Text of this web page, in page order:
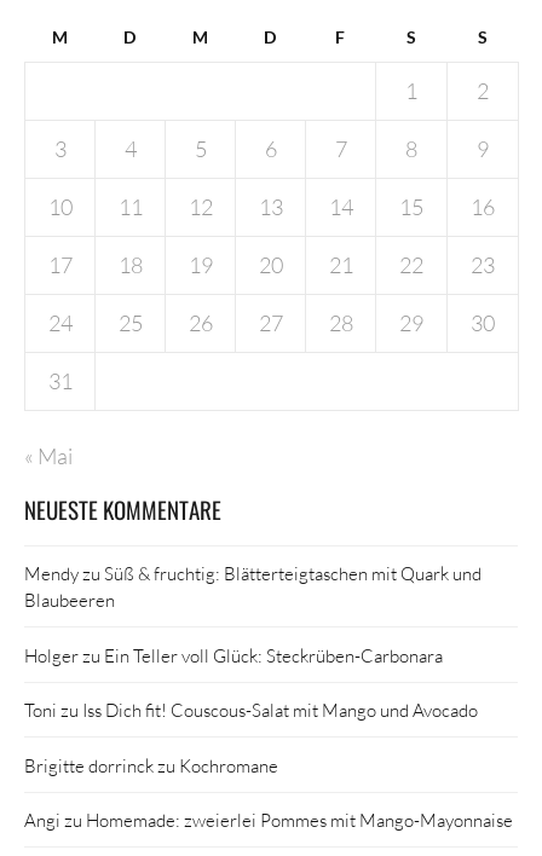
M D M D F S S
1 2
3 4 5 6 7 8 9
10 11 12 13 14 15 16
17 18 19 20 21 22 23
24 25 26 27 28 29 30
31
« Mai
NEUESTE KOMMENTARE
Mendyzu Süß & fruchtig: Blätterteigtaschen mit Quark und
Blaubeeren
Holgerzu Ein Teller voll Glück: Steckrüben-Carbonara
Toni zu Iss Dich fit! Couscous-Salat mit Mango und Avocado
Brigitte dorrinckzu Kochromane
Angi zu Homemade: zweierlei Pommes mit Mango-Mayonnaise